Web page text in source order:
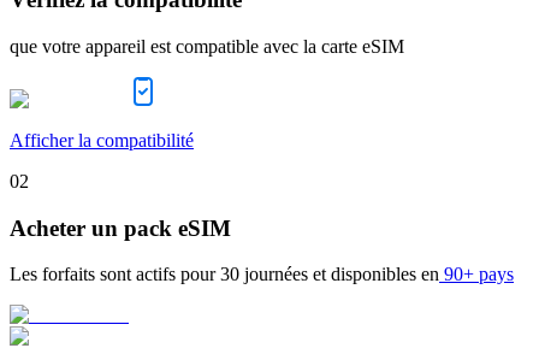
que votre appareil est compatible avec la carte eSIM
Afficher la compatibilité
02
Acheter un pack eSIM
Les forfaits sont actifs pour 30 journées et disponibles en 90+ pays